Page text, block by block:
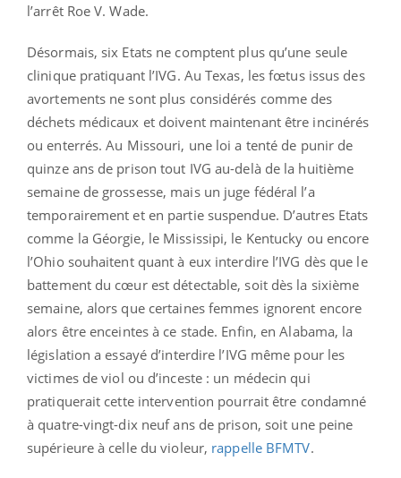
l’arrêt Roe V. Wade.
Désormais, six Etats ne comptent plus qu’une seule
clinique pratiquant l’IVG. Au Texas, les fœtus issus des
avortements ne sont plus considérés comme des
déchets médicaux et doivent maintenant être incinérés
ou enterrés. Au Missouri, une loi a tenté de punir de
quinze ans de prison tout IVG au-delà de la huitième
semaine de grossesse, mais un juge fédéral l’a
temporairement et en partie suspendue. D’autres Etats
comme la Géorgie, le Mississipi, le Kentucky ou encore
l’Ohio souhaitent quant à eux interdire l’IVG dès que le
battement du cœur est détectable, soit dès la sixième
semaine, alors que certaines femmes ignorent encore
alors être enceintes à ce stade. Enfin, en Alabama, la
législation a essayé d’interdire l’IVG même pour les
victimes de viol ou d’inceste : un médecin qui
pratiquerait cette intervention pourrait être condamné
à quatre-vingt-dix neuf ans de prison, soit une peine
supérieure à celle du violeur, rappelle BFMTV.